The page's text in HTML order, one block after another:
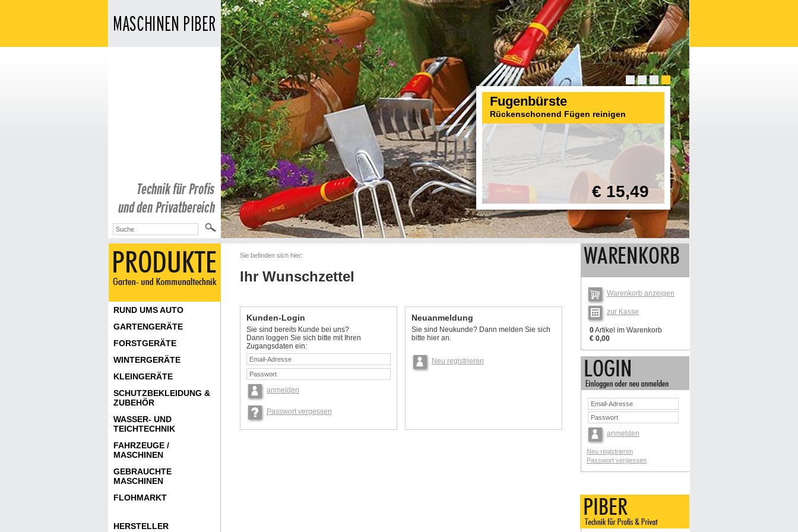
Fugenbürste
Rückenschonend Fügen reinigen
€ 15,49
Sie befinden sich hier:
Ihr Wunschzettel
Kunden-Login
Sie sind bereits Kunde bei uns?
Dann loggen Sie sich bitte mit Ihren
Zugangsdaten ein:
anmelden
Passwort vergessen
Neuanmeldung
Sie sind Neukunde? Dann melden Sie sich
bitte hier an.
Neu registrieren
RUND UMS AUTO
GARTENGERÄTE
FORSTGERÄTE
WINTERGERÄTE
KLEINGERÄTE
SCHUTZBEKLEIDUNG &
ZUBEHÖR
WASSER- UND
TEICHTECHNIK
FAHRZEUGE /
MASCHINEN
GEBRAUCHTE
MASCHINEN
FLOHMARKT
HERSTELLER
Warenkorb anzeigen
zur Kasse
0Artikel im Warenkorb
€ 0,00
anmelden
Neu registrieren
Passwort vergessen